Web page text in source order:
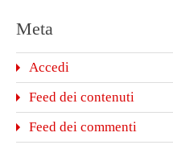
Meta
Accedi
Feed dei contenuti
Feed dei commenti